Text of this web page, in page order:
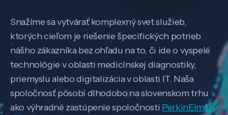
Snažíme sa vytvárať komplexný svet služieb,
ktorých cieľom je riešenie špecifických potrieb
nášho zákazníka bez ohľadu na to, či ide o vyspelé
technológie v oblasti medicínskej diagnostiky,
priemyslu alebo digitalizácia v oblasti IT. Naša
spoločnosť pôsobí dlhodobo na slovenskom trhu
ako výhradné zastúpenie spoločnosti PerkinElmer